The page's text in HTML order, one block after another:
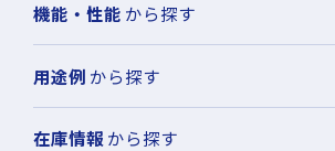
機能・性能 から探す
用途例 から探す
在庫情報 から探す